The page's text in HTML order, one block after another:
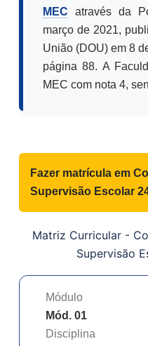
MEC através da
março de 2021,
União (DOU) em 8
página 88. A
MEC com nota 4,
Fazer matrícula em
Supervisão Escolar
Matriz Curricular -
Supervisão
Módulo
Mód. 01
Disciplina